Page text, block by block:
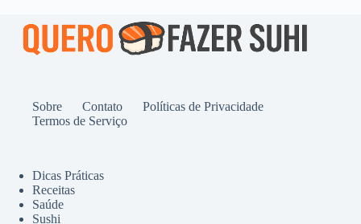
Sobre Contato
Políticas de Privacidade
Termos de Serviço
Dicas Práticas
Receitas
Saúde
Sushi